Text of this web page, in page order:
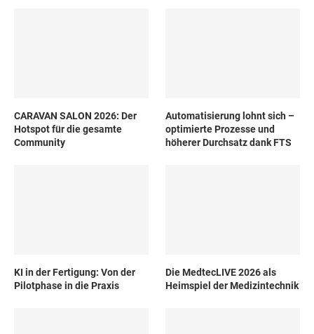
CARAVAN SALON 2026: Der
Hotspot für die gesamte
Community
Automatisierung lohnt sich –
optimierte Prozesse und
höherer Durchsatz dank FTS
KI in der Fertigung: Von der
Pilotphase in die Praxis
Die MedtecLIVE 2026 als
Heimspiel der Medizintechnik